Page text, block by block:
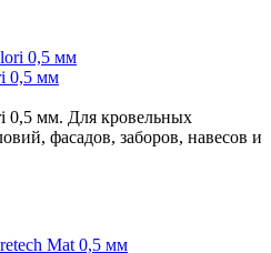
0,5 мм
мм. Для кровельных
фасадов, заборов, навесов и